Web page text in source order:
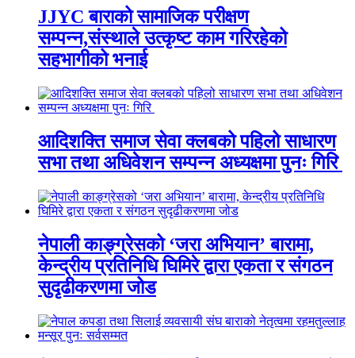
JJYC बाराको सामाजिक परीक्षण
सम्पन्न,संस्थाले उत्कृष्ट काम गरिरहेको
सहभागीको भनाई
आदिशक्ति समाज सेवा क्लबको पहिलो साधारण
सभा तथा अधिवेशन सम्पन्न अध्यक्षमा पुनः गिरि
नेपाली काङ्ग्रेसको ‘जरा अभियान’ बारामा,
केन्द्रीय प्रतिनिधि घिमिरे द्वारा एकता र संगठन
सुदृढीकरणमा जोड